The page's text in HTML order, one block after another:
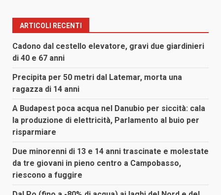
articoli
ARTICOLI RECENTI
Cadono dal cestello elevatore, gravi due giardinieri
di 40 e 67 anni
Precipita per 50 metri dal Latemar, morta una
ragazza di 14 anni
A Budapest poca acqua nel Danubio per siccità: cala
la produzione di elettricità, Parlamento al buio per
risparmiare
Due minorenni di 13 e 14 anni trascinate e molestate
da tre giovani in pieno centro a Campobasso,
riescono a fuggire